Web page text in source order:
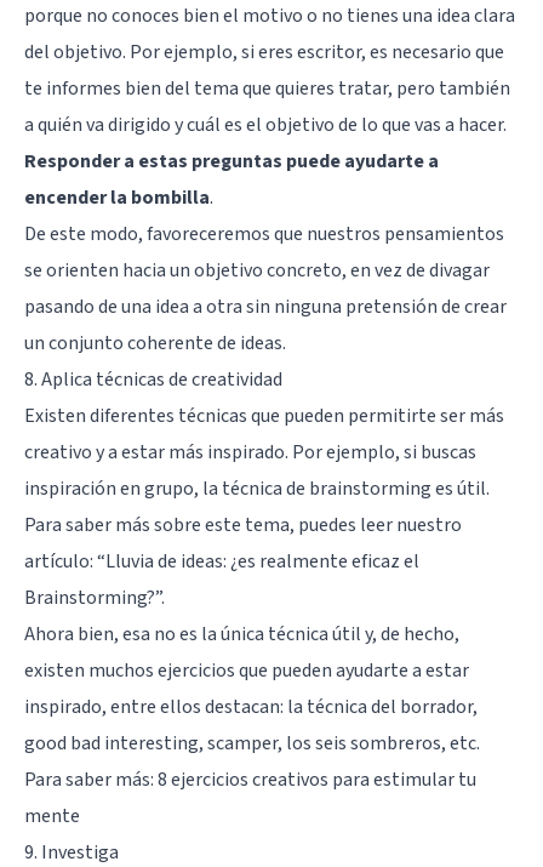
porque no conoces bien el motivo o no tienes una idea clara
del objetivo. Por ejemplo, si eres escritor, es necesario que
te informes bien del tema que quieres tratar, pero también
a quién va dirigido y cuál es el objetivo de lo que vas a hacer.
Responder a estas preguntas puede ayudarte a
encender la bombilla.
De este modo, favoreceremos que nuestros pensamientos
se orienten hacia un objetivo concreto, en vez de divagar
pasando de una idea a otra sin ninguna pretensión de crear
un conjunto coherente de ideas.
8. Aplica técnicas de creatividad
Existen diferentes técnicas que pueden permitirte ser más
creativo y a estar más inspirado. Por ejemplo, si buscas
inspiración en grupo, la técnica de brainstorming es útil.
Para saber más sobre este tema, puedes leer nuestro
artículo: “Lluvia de ideas: ¿es realmente eficaz el
Brainstorming?”.
Ahora bien, esa no es la única técnica útil y, de hecho,
existen muchos ejercicios que pueden ayudarte a estar
inspirado, entre ellos destacan: la técnica del borrador,
good bad interesting, scamper, los seis sombreros, etc.
Para saber más:8 ejercicios creativos para estimular tu
mente
9. Investiga